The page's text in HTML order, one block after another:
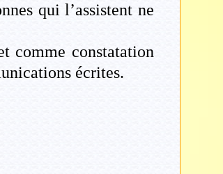
qui l’assistent ne
comme constatation
écrites.